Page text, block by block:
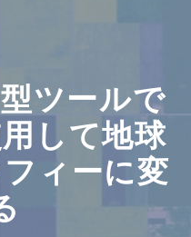
ツールで
して地球
ィーに変